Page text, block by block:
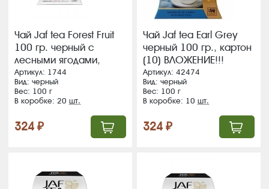
Чай Jaf tea Forest Fruit
100 гр. черный с
лесными ягодами,
картон (20)
Артикул: 1744
Вид: черный
Вес: 100 г
В коробке: 20шт.
324 ₽
Чай Jaf tea Earl Grey
черный 100 гр., картон
(10) ВЛОЖЕНИЕ!!!
Артикул: 42474
Вид: черный
Вес: 100 г
В коробке: 10шт.
324 ₽